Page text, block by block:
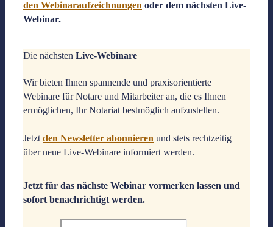
den Webinaraufzeichnungen oder dem nächsten Live-
Webinar.
Die nächsten Live-Webinare
Wir bieten Ihnen spannende und praxisorientierte
Webinare für Notare und Mitarbeiter an, die es Ihnen
ermöglichen, Ihr Notariat bestmöglich aufzustellen.
Jetzt den Newsletter abonnieren und stets rechtzeitig
über neue Live-Webinare informiert werden.
Jetzt für das nächste Webinar vormerken lassen und
sofort benachrichtigt werden.